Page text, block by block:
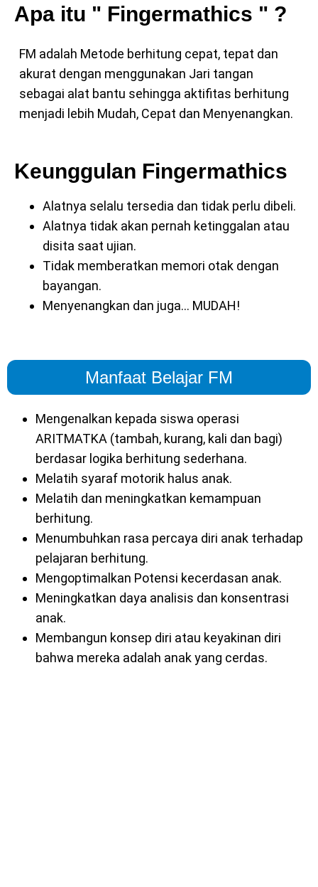
Apa itu " Fingermathics " ?
FM adalah Metode berhitung cepat, tepat dan
akurat dengan menggunakan Jari tangan
sebagai alat bantu sehingga aktifitas berhitung
menjadi lebih Mudah, Cepat dan Menyenangkan.
Keunggulan Fingermathics
Alatnya selalu tersedia dan tidak perlu dibeli.
Alatnya tidak akan pernah ketinggalan atau
disita saat ujian.
Tidak memberatkan memori otak dengan
bayangan.
Menyenangkan dan juga… MUDAH!
Manfaat Belajar FM
Mengenalkan kepada siswa operasi
ARITMATKA (tambah, kurang, kali dan bagi)
berdasar logika berhitung sederhana.
Melatih syaraf motorik halus anak.
Melatih dan meningkatkan kemampuan
berhitung.
Menumbuhkan rasa percaya diri anak terhadap
pelajaran berhitung.
Mengoptimalkan Potensi kecerdasan anak.
Meningkatkan daya analisis dan konsentrasi
anak.
Membangun konsep diri atau keyakinan diri
bahwa mereka adalah anak yang cerdas.